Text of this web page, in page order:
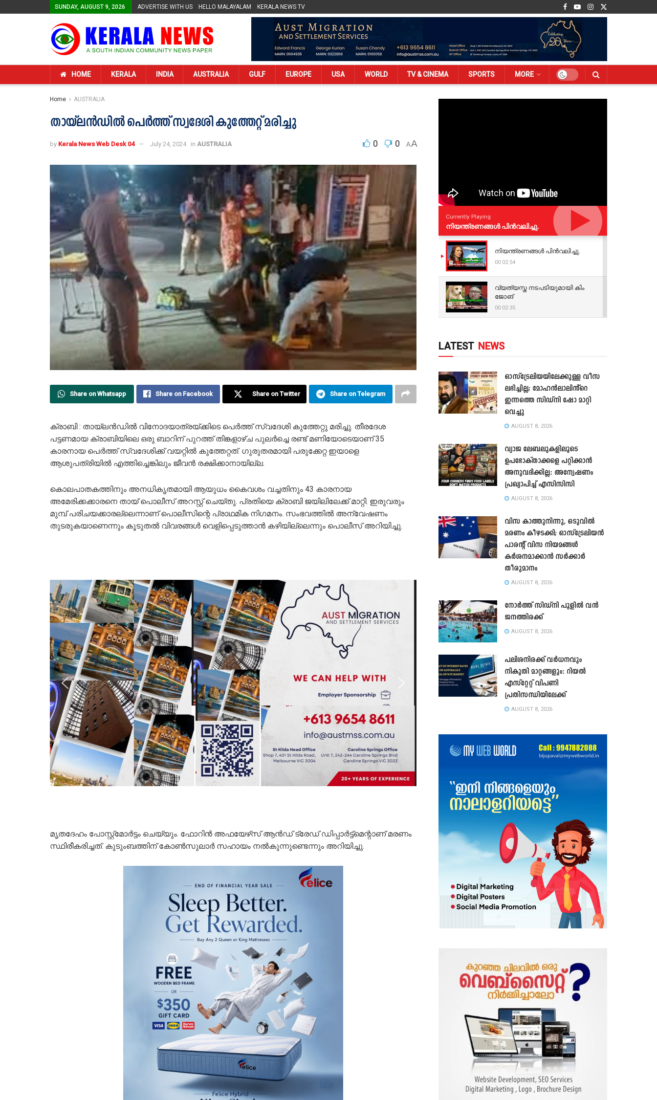
SUNDAY, AUGUST 9, 2026 ADVERTISE WITH US HELLO MALAYALAM KERALA NEWS TV
HOME KERALA INDIA AUSTRALIA GULF EUROPE USA WORLD TV & CINEMA SPORTS MORE
Home AUSTRALIA
തായ്‌ലൻഡിൽ പെർത്ത് സ്വദേശി കുത്തേറ്റ് മരിച്ചു
by Kerala News Web Desk 04 July 24, 2024 in AUSTRALIA 0 0 AA
Share on Whatsapp Share on Facebook Share on Twitter Share on Telegram
ക്രാബി : തായ്‌ലൻഡിൽ വിനോദയാത്രയ്ക്കിടെ പെർത്ത് സ്വദേശി കുത്തേറ്റു മരിച്ചു. തീരദേശ
പട്ടണമായ ക്രാബിയിലെ ഒരു ബാറിന് പുറത്ത് തിങ്കളാഴ്ച പുലർച്ചെ രണ്ട് മണിയോടെയാണ് 35
കാരനായ പെർത്ത് സ്വദേശിക്ക് വയറ്റിൽ കുത്തേറ്റത്. ഗുരുതരമായി പരുക്കേറ്റ ഇയാളെ
ആശുപത്രിയിൽ എത്തിച്ചെങ്കിലും ജീവൻ രക്ഷിക്കാനായില്ല.
കൊലപാതകത്തിനും അനധികൃതമായി ആയുധം കൈവശം വച്ചതിനും 43 കാരനായ
അമേരിക്കക്കാരനെ തായ് പൊലീസ് അറസ്റ്റ് ചെയ്തു. പ്രതിയെ ക്രാബി ജയിലിലേക്ക് മാറ്റി. ഇരുവരും
മുമ്പ് പരിചയക്കാരല്ലെന്നാണ് പൊലീസിന്റെ പ്രാഥമിക നിഗമനം. സംഭവത്തിൽ അന്വേഷണം
തുടരുകയാണെന്നും കൂടുതൽ വിവരങ്ങൾ വെളിപ്പെടുത്താൻ കഴിയില്ലെന്നും പൊലീസ് അറിയിച്ചു.
മൃതദേഹം പോസ്റ്റ്‌മോർട്ടം ചെയ്യും. ഫോറിൻ അഫയേഴ്‌സ് ആൻഡ് ട്രേഡ് ഡിപ്പാർട്ട്‌മെന്റാണ് മരണം
സ്ഥിരീകരിച്ചത്. കുടുംബത്തിന് കോൺസുലാർ സഹായം നൽകുന്നുണ്ടെന്നും അറിയിച്ചു.
Currently Playing
നിയന്ത്രണങ്ങള്‍ പിന്‍വലിച്ചു.
നിയന്ത്രണങ്ങള്‍ പിന്‍വലിച്ചു.
00:02:54
വ്യത്യസ്ത നടപടിയുമായി കിം
ജോങ്
00:02:35
LATEST NEWS
ഓസ്‌ട്രേലിയയിലേക്കുള്ള വീസ
ലഭിച്ചില്ല; മോഹൻലാലിൻ്റെ
ഇന്നത്തെ സിഡ്നി ഷോ മാറ്റി
വെച്ചു
AUGUST 8, 2026
വ്യാജ ലേബലുകളിലൂടെ
ഉപഭോക്താക്കളെ പറ്റിക്കാൻ
അനുവദിക്കില്ല: അന്വേഷണം
പ്രഖ്യാപിച്ച് എസിസിസി
AUGUST 8, 2026
വിസ കാത്തുനിന്നു, ഒടുവിൽ
മരണം കീഴടക്കി; ഓസ്‌ട്രേലിയൻ
പാരന്റ് വിസ നിയമങ്ങൾ
കർശനമാക്കാൻ സർക്കാർ
തീരുമാനം
AUGUST 8, 2026
നോർത്ത് സിഡ്നി പൂളിൽ വൻ
ജനത്തിരക്ക്
AUGUST 8, 2026
പലിശനിരക്ക് വർധനവും
നികുതി മാറ്റങ്ങളും: റിയൽ
എസ്റ്റേറ്റ് വിപണി
പ്രതിസന്ധിയിലേക്ക്
AUGUST 8, 2026